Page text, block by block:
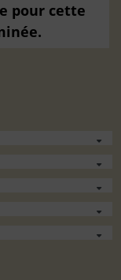
pour cette